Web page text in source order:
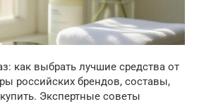
как выбрать лучшие средства от
российских брендов, составы,
Экспертные советы